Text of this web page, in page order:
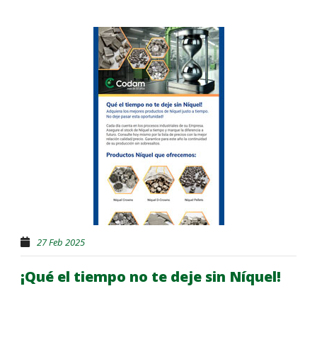
27 Feb 2025
¡Qué el tiempo no te deje sin Níquel!